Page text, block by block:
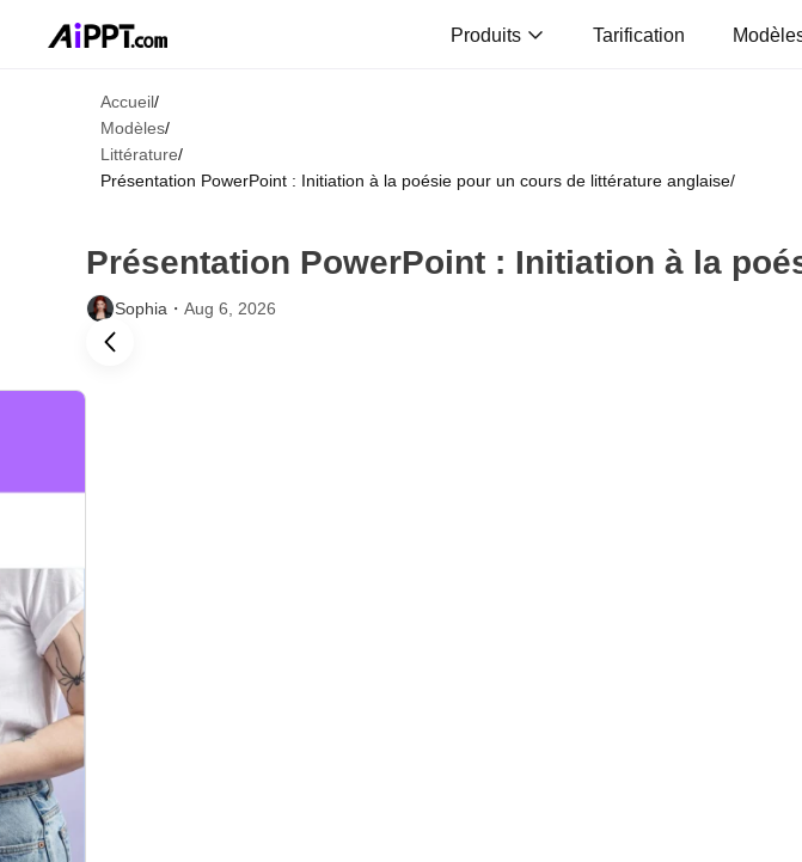
Produits Tarification
Accueil/
Modèles/
Littérature/
Présentation PowerPoint : Initiation à la poésie pour un cours de littérature anglaise/
Présentation PowerPoint : Initiation à la
Sophia・ Aug 6, 2026